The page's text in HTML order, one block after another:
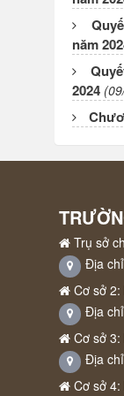
năm
2024
Trụ sở
Địa
Cơ sở
Địa
Cơ sở
Địa
Cơ sở